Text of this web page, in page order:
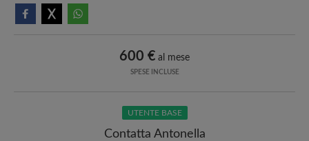
600 € al mese
SPESE INCLUSE
UTENTE BASE
Contatta Antonella